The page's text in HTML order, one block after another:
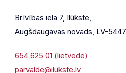
Brīvības iela 7, Ilūkste,
Augšdaugavas novads, LV-5447
654 625 01 (lietvede)
parvalde@ilukste.lv